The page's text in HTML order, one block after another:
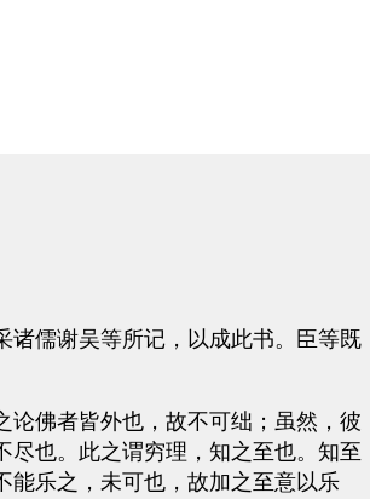
儒谢吴等所记，以成此书。臣等既
佛者皆外也，故不可绌；虽然，彼
尽也。此之谓穷理，知之至也。知至
能乐之，未可也，故加之至意以乐